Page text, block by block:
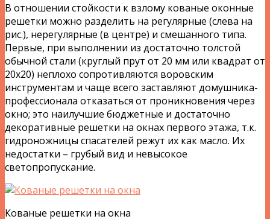
В отношении стойкости к взлому кованые оконные
решетки можно разделить на регулярные (слева на
рис.), нерегулярные (в центре) и смешанного типа.
Первые, при выполнении из достаточно толстой
обычной стали (круглый прут от 20 мм или квадрат от
20х20) неплохо сопротивляются воровским
инструментам и чаще всего заставляют домушника-
профессионала отказаться от проникновения через
окно; это наилучшие бюджетные и достаточно
декоративные решетки на окнах первого этажа, т.к.
гидроножницы спасателей режут их как масло. Их
недостатки – грубый вид и невысокое
светопропускание.
Кованые решетки на окна